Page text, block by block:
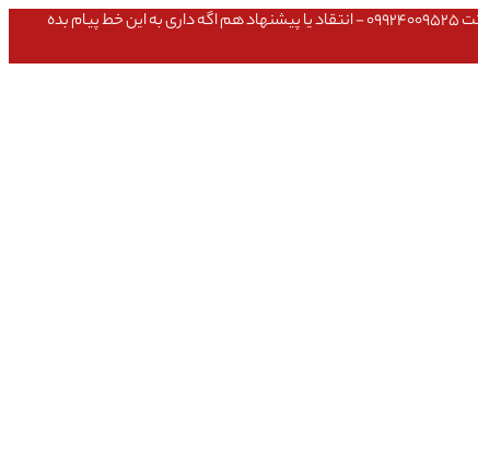
عشق داداش قیمتای سایت به روزه،خرید عمده داشتی یا مشکلی تو خرید از سایت ۰۹۱۰۹۸۰۸۵۶۵- مشکلی بعد از خریدت داشتی ۰۹۱۹۱۴۹۳۵۴۶ - پیگیری ارسال بستت ۰۹۹۲۴۰۰۹۵۲۵ - انتقاد یا پیشنهاد هم اگه داری به این خط پیام بده